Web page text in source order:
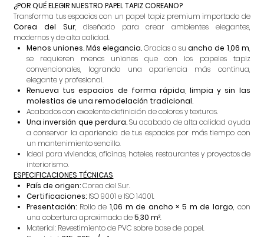
¿POR QUÉ ELEGIR NUESTRO PAPEL TAPIZ COREANO?
Transforma tus espacios con un papel tapiz premium importado de
Corea del Sur, diseñado para crear ambientes elegantes,
modernos y de alta calidad.
Menos uniones. Más elegancia.Gracias a suancho de 1,06 m,
se requieren menos uniones que con los papeles tapiz
convencionales, logrando una apariencia más continua,
elegante y profesional.
Renueva tus espacios de forma rápida, limpia y sin las
molestias de una remodelación tradicional.
Acabados con excelente definición de colores y texturas.
Una inversión que perdura.Su acabado de alta calidad ayuda
a conservar la apariencia de tus espacios por más tiempo con
un mantenimiento sencillo.
Ideal para viviendas, oficinas, hoteles, restaurantes y proyectos de
interiorismo.
ESPECIFICACIONES TÉCNICAS
País de origen:Corea del Sur.
Certificaciones: ISO 9001 e ISO 14001.
Presentación: Rollo de 1,06 m de ancho × 5 m de largo, con
una cobertura aproximada de5,30 m².
Material: Revestimiento de PVC sobre base de papel.